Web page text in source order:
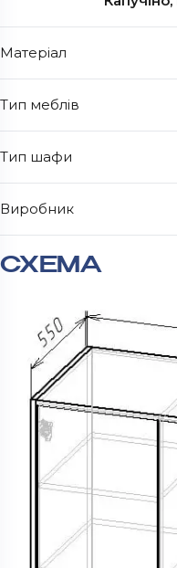
Матеріал
Тип меблів
Тип шафи
Виробник
СХЕМА